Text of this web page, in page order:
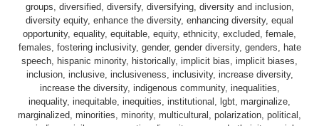
groups, diversified, diversify, diversifying, diversity and inclusion,
diversity equity, enhance the diversity, enhancing diversity, equal
opportunity, equality, equitable, equity, ethnicity, excluded, female,
females, fostering inclusivity, gender, gender diversity, genders, hate
speech, hispanic minority, historically, implicit bias, implicit biases,
inclusion, inclusive, inclusiveness, inclusivity, increase diversity,
increase the diversity, indigenous community, inequalities,
inequality, inequitable, inequities, institutional, lgbt, marginalize,
marginalized, minorities, minority, multicultural, polarization, political,